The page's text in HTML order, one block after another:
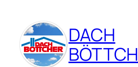
springen
DACH